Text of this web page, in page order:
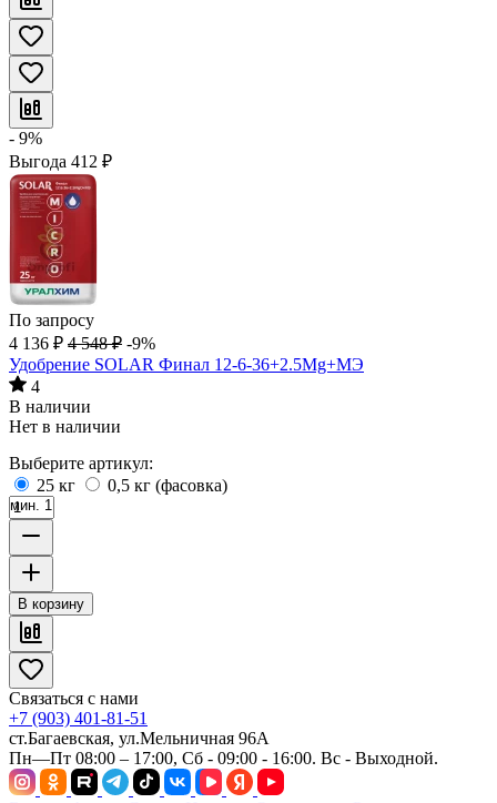
- 9%
Выгода 412 ₽
По запросу
4 136 ₽ 4 548 ₽ -9%
Удобрение SOLAR Финал 12-6-36+2.5Mg+МЭ
4
В наличии
Нет в наличии
Выберите артикул:
25 кг
0,5 кг (фасовка)
мин. 1
В корзину
Связаться с нами
+7 (903) 401-81-51
ст.Багаевская, ул.Мельничная 96А
Пн—Пт 08:00 – 17:00, Сб - 09:00 - 16:00. Вс - Выходной.